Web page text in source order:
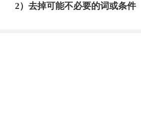
2）去掉可能不必要的词或条件